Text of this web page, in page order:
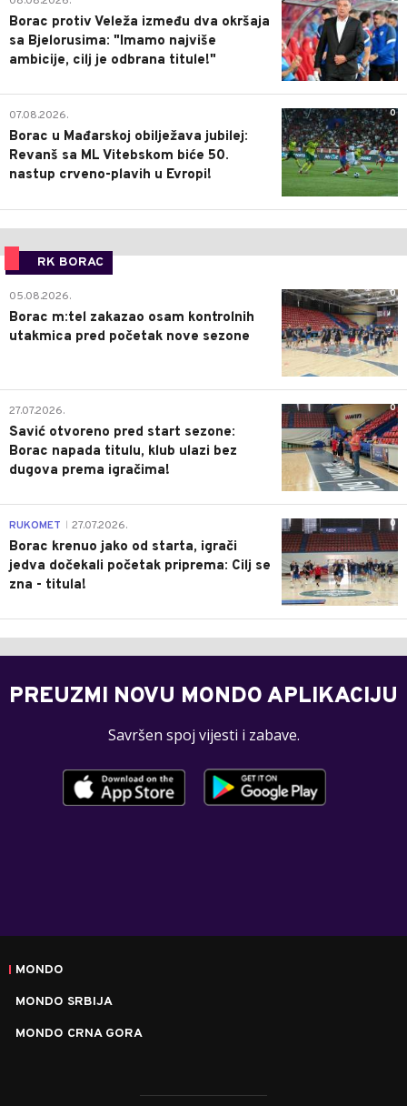
Borac protiv Veleža između dva okršaja
sa Bjelorusima: "Imamo najviše
ambicije, cilj je odbrana titule!"
0
07.08.2026.
Borac u Mađarskoj obilježava jubilej:
Revanš sa ML Vitebskom biće 50.
nastup crveno-plavih u Evropi!
RK BORAC
0
05.08.2026.
Borac m:tel zakazao osam kontrolnih
utakmica pred početak nove sezone
0
27.07.2026.
Savić otvoreno pred start sezone:
Borac napada titulu, klub ulazi bez
dugova prema igračima!
0
RUKOMET 27.07.2026.
Borac krenuo jako od starta, igrači
jedva dočekali početak priprema: Cilj se
zna - titula!
PREUZMI NOVU MONDO APLIKACIJU
Savršen spoj vijesti i zabave.
MONDO
MONDO SRBIJA
MONDO CRNA GORA